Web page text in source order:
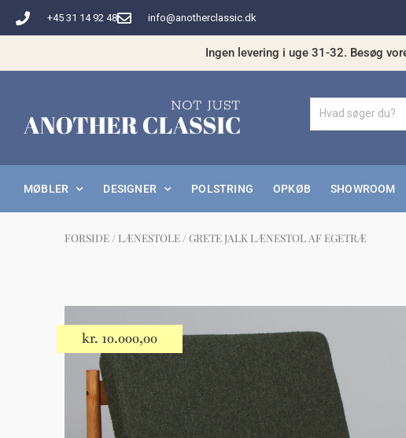
+45 31 14 92 48 info@anotherclassic.dk
Ingen levering i uge 31-32. Besøg
MØBLER DESIGNER POLSTRING OPKØB SHOWROOM
FORSIDE / LÆNESTOLE / GRETE JALK LÆNESTOL AF EGETRÆ
Måske kunne
kr. 10.000,00